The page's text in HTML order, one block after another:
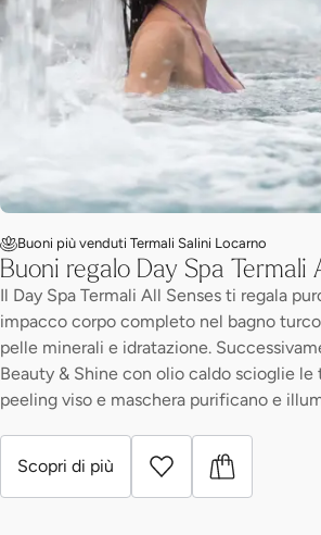
Buoni più venduti Termali Salini Locarno
Buoni regalo Day Spa Termali
Il Day Spa Termali All Senses ti regala
impacco corpo completo nel bagno
pelle minerali e idratazione.
Beauty & Shine con olio caldo scioglie
peeling viso e maschera purificano e
Scopri di più